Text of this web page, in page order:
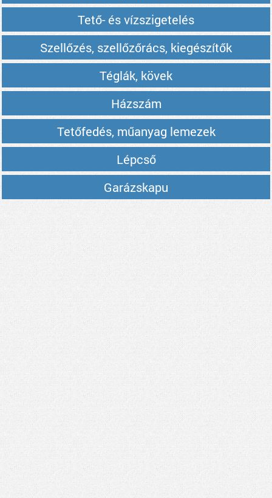
Tető- és vízszigetelés
Szellőzés, szellőzőrács, kiegészítők
Téglák, kövek
Házszám
Tetőfedés, műanyag lemezek
Lépcső
Garázskapu